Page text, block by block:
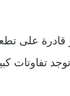
40 في المائة.